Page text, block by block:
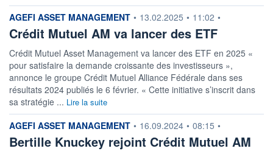
information fournie par
AGEFI ASSET MANAGEMENT • 13.02.2025 • 11:02 •
Crédit Mutuel AM va lancer des ETF
Crédit Mutuel Asset Management va lancer des ETF en 2025 «
pour satisfaire la demande croissante des investisseurs »,
annonce le groupe Crédit Mutuel Alliance Fédérale dans ses
résultats 2024 publiés le 6 février. « Cette initiative s’inscrit dans
sa stratégie ... Lire la suite
information fournie par
AGEFI ASSET MANAGEMENT • 16.09.2024 • 08:15 •
Bertille Knuckey rejoint Crédit Mutuel AM